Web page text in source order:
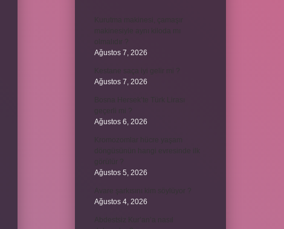
Ağustos 7, 2026
Ağustos 7, 2026
Ağustos 6, 2026
Ağustos 5, 2026
Ağustos 4, 2026